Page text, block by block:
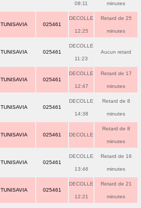
08:11 minutes
TUNISAVIA 025461
DECOLLE
12:25
Retard de 25
minutes
TUNISAVIA 025461
DECOLLE
11:23
Aucun retard
TUNISAVIA 025461
DECOLLE
12:47
Retard de 17
minutes
TUNISAVIA 025461
DECOLLE
14:38
Retard de 8
minutes
TUNISAVIA 025461 DECOLLE
Retard de 8
minutes
TUNISAVIA 025461
DECOLLE
13:46
Retard de 16
minutes
TUNISAVIA 025461
DECOLLE
12:21
Retard de 21
minutes